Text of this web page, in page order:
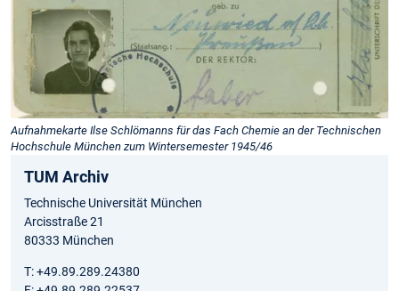
Aufnahmekarte Ilse Schlömanns für das Fach Chemie an der Technischen
Hochschule München zum Wintersemester 1945/46
TUM Archiv
Technische Universität München
Arcisstraße 21
80333 München
T: +49.89.289.24380